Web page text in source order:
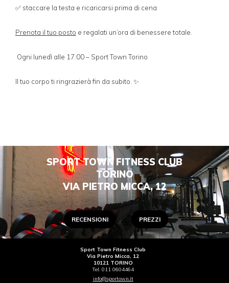
✅ staccare la testa e ricaricarsi prima di cena
Prenota il tuo posto e regalati un’ora di benessere totale.
Ogni lunedì alle 17:00 – Sport Town Torino
Il tuo corpo ti ringrazierà fin da subito. ✨
SPORT TOWN FITNESS CLUB
TORINO
VIA PIETRO MICCA, 12
RECENSIONI PREZZI
Sport Town Fitness Club
Via Pietro Micca, 12
10121 TORINO
Tel. 011 0604464
info@sportown.it